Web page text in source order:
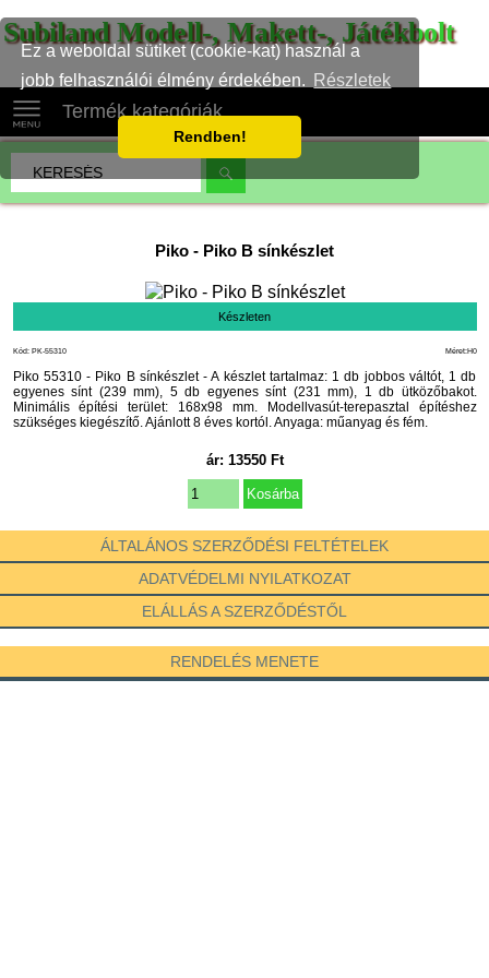
Ez a weboldal sütiket (cookie-kat) használ a
jobb felhasználói élmény érdekében.
Részletek
Rendben!
Subiland Modell-, Makett-, Játékbolt
Termék kategóriák
Piko - Piko B sínkészlet
Készleten
Méret:H0
Kód: PK-55310
Piko 55310 - Piko B sínkészlet - A készlet tartalmaz: 1 db jobbos váltót, 1 db
egyenes sínt (239 mm), 5 db egyenes sínt (231 mm), 1 db ütközőbakot.
Minimális építési terület: 168x98 mm. Modellvasút-terepasztal építéshez
szükséges kiegészítő. Ajánlott 8 éves kortól. Anyaga: műanyag és fém.
ár: 13550Ft
ÁLTALÁNOS SZERZŐDÉSI FELTÉTELEK
ADATVÉDELMI NYILATKOZAT
ELÁLLÁS A SZERZŐDÉSTŐL
RENDELÉS MENETE